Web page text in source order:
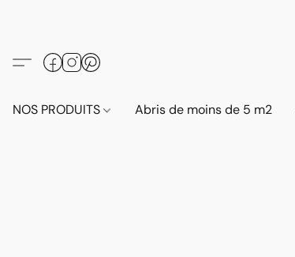
NOS PRODUITS Abris de moins de 5 m2